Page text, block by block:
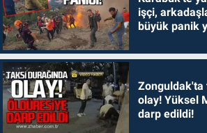
işçi,
büyük panik
Zonguldak'ta
olay! Yüksel
darp edildi!